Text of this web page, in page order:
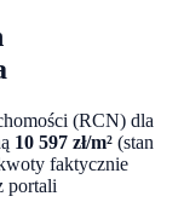
(RCN) dla
10 597 zł/m² (stan
faktycznie
portali